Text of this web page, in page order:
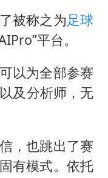
被称之为足球
平台。
以为全部参赛
及分析师，无
，也跳出了赛
有模式。依托